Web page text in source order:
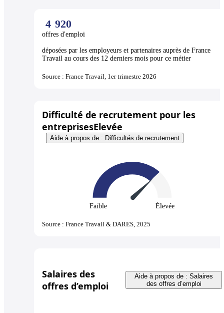
4 920
offres d'emploi
déposées par les employeurs et partenaires auprès de France
Travail au cours des 12 derniers mois pour ce métier
Source : France Travail, 1er trimestre 2026
Difficulté de recrutement pour les
entreprisesElevée
Aide à propos de : Difficultés de recrutement
Faible Élevée
Source : France Travail & DARES, 2025
Salaires des
offres d’emploi
Aide à propos de : Salaires
des offres d’emploi